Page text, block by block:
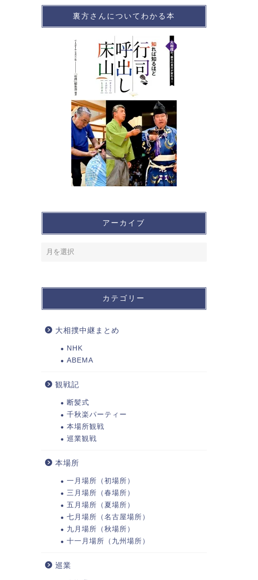
裏方さんについてわかる本
アーカイブ
カテゴリー
大相撲中継まとめ
NHK
ABEMA
観戦記
断髪式
千秋楽パーティー
本場所観戦
巡業観戦
本場所
一月場所（初場所）
三月場所（春場所）
五月場所（夏場所）
七月場所（名古屋場所）
九月場所（秋場所）
十一月場所（九州場所）
巡業